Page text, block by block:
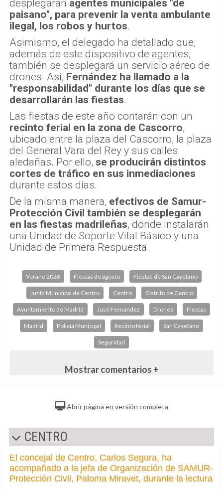
desplegarán agentes municipales "de
paisano", para prevenir la venta ambulante
ilegal, los robos y hurtos.
Asimismo, el delegado ha detallado que,
además de este dispositivo de agentes,
también se desplegará un servicio aéreo de
drones. Así, Fernández ha llamado a la
"responsabilidad" durante los días que se
desarrollarán las fiestas.
Las fiestas de este año contarán con un
recinto ferial en la zona de Cascorro,
ubicado entre la plaza del Cascorro, la plaza
del General Vara del Rey y sus calles
aledañas. Por ello, se producirán distintos
cortes de tráfico en sus inmediaciones
durante estos días.
De la misma manera, efectivos de Samur-
Protección Civil también se desplegarán
en las fiestas madrileñas, donde instalarán
una Unidad de Soporte Vital Básico y una
Unidad de Primera Respuesta.
Verano 2026 Fiestas de agosto Fiestas de San Cayetano
Junta Municipal de Centro Centro Distrito de Centro
Ayuntamiento de Madrid José Fernández Drones Fiestas
Madrid Policía Municipal Recinto ferial San Cayetano
Seguridad
Mostrar comentarios +
Abrir página en versión completa
CENTRO
El concejal de Centro, Carlos Segura, ha
acompañado a la jefa de Organización de SAMUR-
Protección Civil, Paloma Miravet, durante la lectura